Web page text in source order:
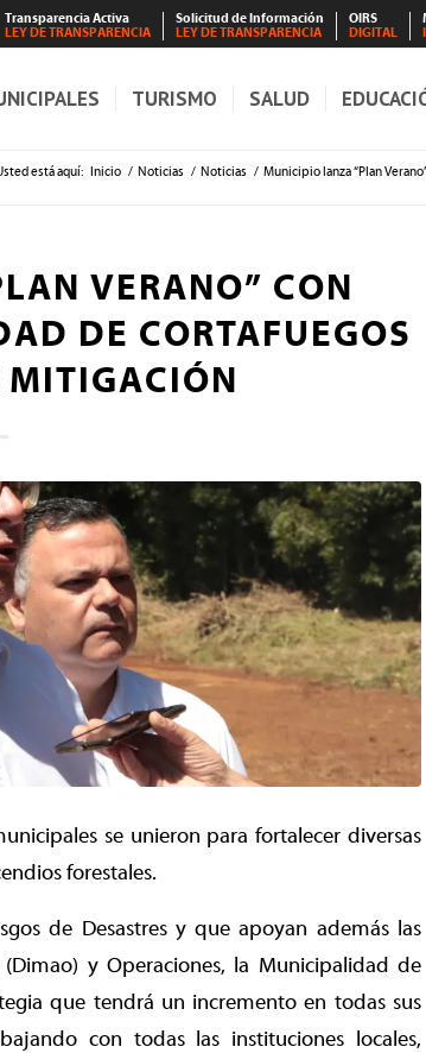
Transparencia Activa
LEY DE TRANSPARENCIA
Solicitud de Información
LEY DE TRANSPARENCIA
OIRS
DIGITAL
TURISMO SALUD
está aquí: Inicio / Noticias / Noticias / Municipio lanza “Plan
VERANO” CON
DE CORTAFUEGOS
se unieron para fortalecer diversas
forestales.
de Desastres y que apoyan además las
y Operaciones, la Municipalidad de
que tendrá un incremento en todas sus
con todas las instituciones locales,